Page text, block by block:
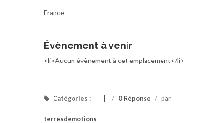
France
Évènement à venir
<li>Aucun évènement à cet emplacement</li>
Catégories : / 0 Réponse / par
terresdemotions